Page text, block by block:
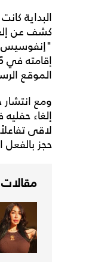
البداية
"إنفوسيس"
الموقع
ومع
إلغاء
لاقى
حجز بالفعل